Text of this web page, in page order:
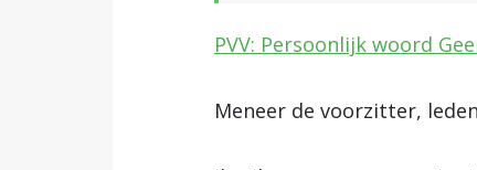
PVV: Persoonlijk woord
Meneer de voorzitter,